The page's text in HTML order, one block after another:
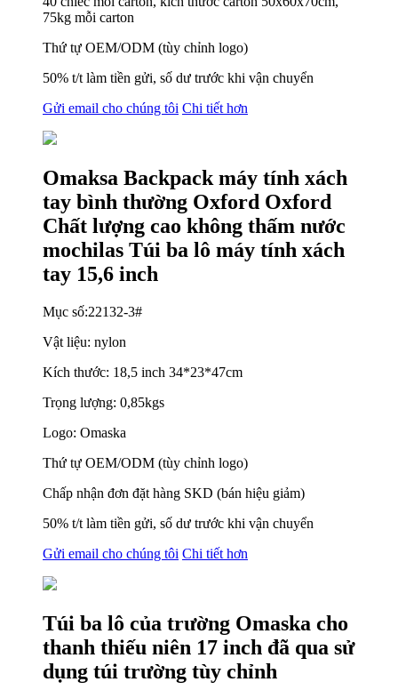
75kg mỗi carton
Thứ tự OEM/ODM (tùy chỉnh logo)
50% t/t làm tiền gửi, số dư trước khi vận chuyển
Gửi email cho chúng tôi Chi tiết hơn
Omaksa Backpack máy tính xách
tay bình thường Oxford Oxford
Chất lượng cao không thấm nước
mochilas Túi ba lô máy tính xách
tay 15,6 inch
Mục số:22132-3#
Vật liệu: nylon
Kích thước: 18,5 inch 34*23*47cm
Trọng lượng: 0,85kgs
Logo: Omaska
Thứ tự OEM/ODM (tùy chỉnh logo)
Chấp nhận đơn đặt hàng SKD (bán hiệu giảm)
50% t/t làm tiền gửi, số dư trước khi vận chuyển
Gửi email cho chúng tôi Chi tiết hơn
Túi ba lô của trường Omaska ​​cho
thanh thiếu niên 17 inch đã qua sử
dụng túi trường tùy chỉnh